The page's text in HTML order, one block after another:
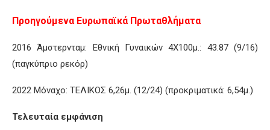
Προηγούμενα Ευρωπαϊκά Πρωταθλήματα
2016 Άμστερνταμ: Εθνική Γυναικών 4Χ100μ.: 43.87 (9/16)
(παγκύπριο ρεκόρ)
2022 Μόναχο: ΤΕΛΙΚΟΣ 6,26μ. (12/24) (προκριματικά: 6,54μ.)
Τελευταία εμφάνιση